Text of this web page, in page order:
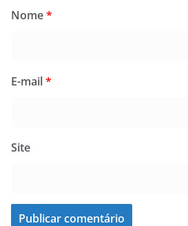
Nome*
E-mail*
Site